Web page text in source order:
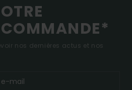
COMMANDE*
nos dernières actus et nos